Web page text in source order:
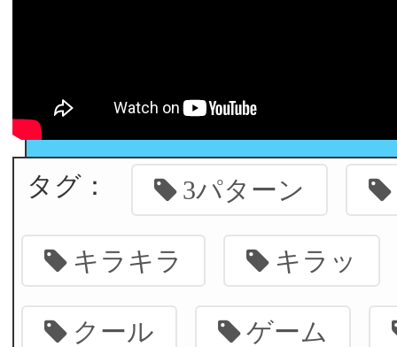
タグ： 3パターン
キラキラ キラッ
クール ゲーム